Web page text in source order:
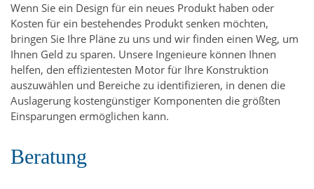
Wenn Sie ein Design für ein neues Produkt haben oder
Kosten für ein bestehendes Produkt senken möchten,
bringen Sie Ihre Pläne zu uns und wir finden einen Weg, um
Ihnen Geld zu sparen. Unsere Ingenieure können Ihnen
helfen, den effizientesten Motor für Ihre Konstruktion
auszuwählen und Bereiche zu identifizieren, in denen die
Auslagerung kostengünstiger Komponenten die größten
Einsparungen ermöglichen kann.
Beratung